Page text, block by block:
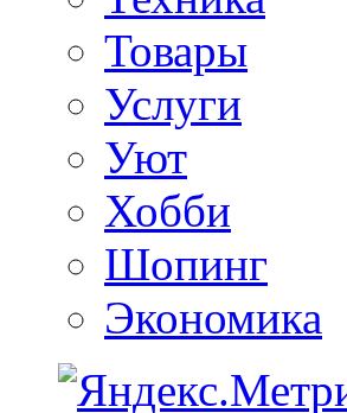
Товары
Услуги
Уют
Хобби
Шопинг
Экономика